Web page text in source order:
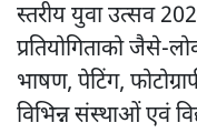
स्तरीय युवा उत्सव
प्रतियोगिताको जैसे-
भाषण, पेटिंग,
विभिन्न संस्थाओं एवं